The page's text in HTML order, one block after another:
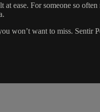
For someone so
won’t want to miss. Sentir